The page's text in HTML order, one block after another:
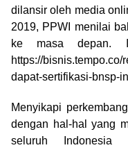
dilansir oleh media
2019, PPWI menilai
ke masa depan.
https://
dapat-sertifikasi-bnsp-
Menyikapi
dengan hal-hal yang
seluruh